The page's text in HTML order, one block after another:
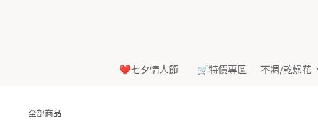
❤️七夕情人節 🛒特價專區 不凋⧸乾燥花
全部商品